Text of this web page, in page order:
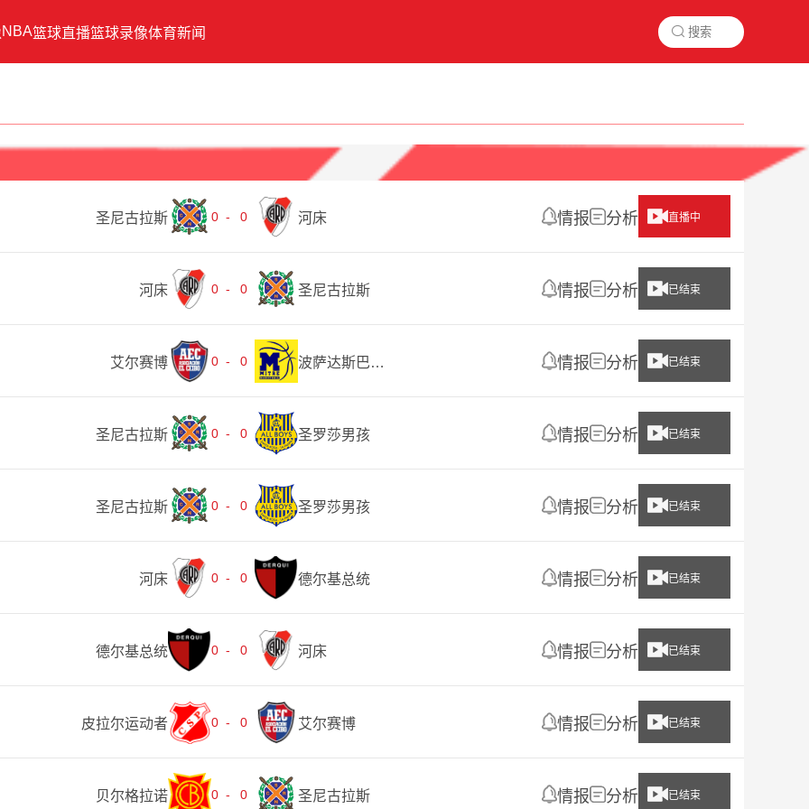
NBA篮球直播篮球录像体育新闻 
圣尼古拉斯 0 - 0 河床 情报 分析 直播中
河床 0 - 0 圣尼古拉斯 情报 分析 已结束
艾尔赛博 0 - 0 波萨达斯巴托洛梅 情报 分析 已结束
圣尼古拉斯 0 - 0 圣罗莎男孩 情报 分析 已结束
圣尼古拉斯 0 - 0 圣罗莎男孩 情报 分析 已结束
河床 0 - 0 德尔基总统 情报 分析 已结束
德尔基总统 0 - 0 河床 情报 分析 已结束
皮拉尔运动者 0 - 0 艾尔赛博 情报 分析 已结束
贝尔格拉诺 0 - 0 圣尼古拉斯 情报 分析 已结束